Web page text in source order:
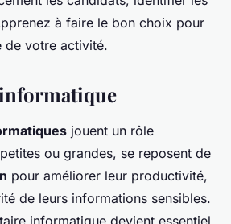
à faire le bon choix pour
de votre activité.
jouent un rôle
ou grandes, se reposent de
pour améliorer leur productivité,
de leurs informations sensibles.